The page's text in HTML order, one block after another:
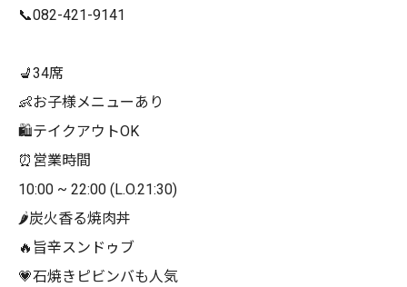
📞082-421-9141
💺34席
👶お子様メニューあり
🛍テイクアウトOK
⏰ 営業時間
10:00 ~ 22:00 (L.O.21:30)
🌶炭火香る焼肉丼
🔥 旨辛スンドゥブ
💗石焼きピビンバも人気